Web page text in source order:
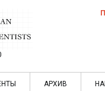
журнале
в ежемесячном
АРХИВ